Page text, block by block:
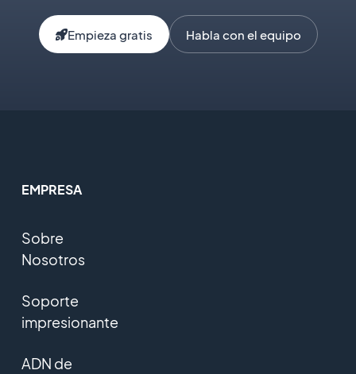
Empieza gratis Habla con el equipo
EMPRESA
Sobre
Nosotros
Soporte
impresionante
ADN de